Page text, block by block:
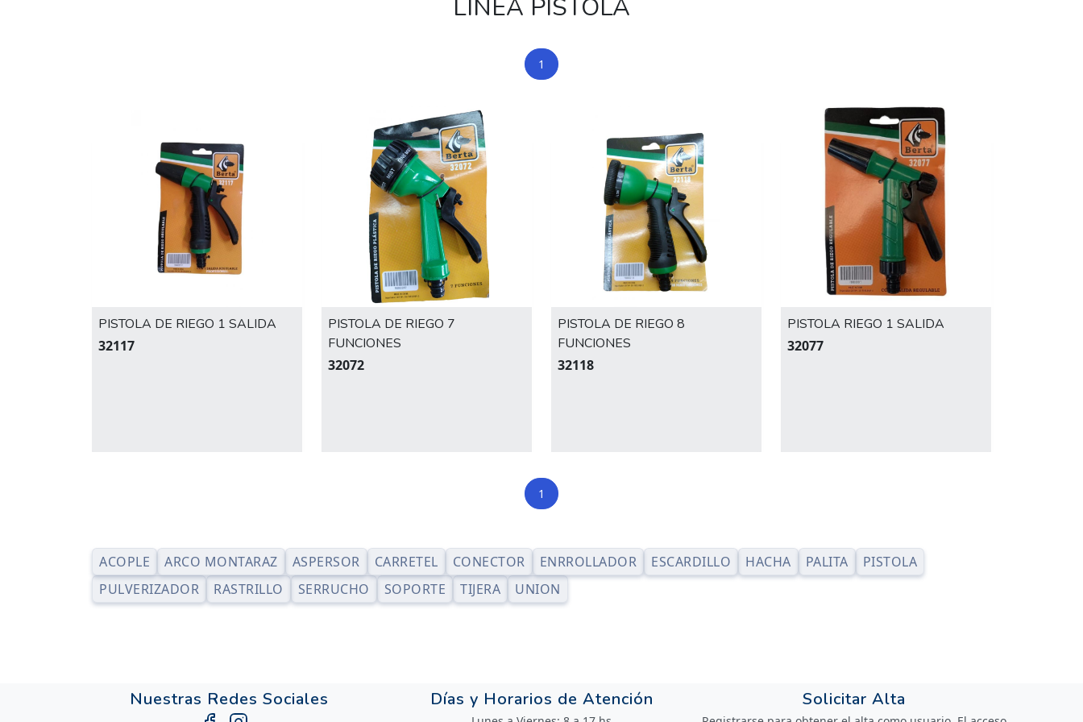
LÍNEA PISTOLA
1
PISTOLA DE RIEGO 1 SALIDA
32117
PISTOLA DE RIEGO 7
FUNCIONES
32072
PISTOLA DE RIEGO 8
FUNCIONES
32118
PISTOLA RIEGO 1 SALIDA
32077
1
ACOPLE ARCO MONTARAZ ASPERSOR CARRETEL CONECTOR ENRROLLADOR ESCARDILLO HACHA PALITA
PISTOLA
PULVERIZADOR
RASTRILLO SERRUCHO SOPORTE TIJERA UNION
Nuestras Redes Sociales Días y Horarios de Atención Solicitar Alta